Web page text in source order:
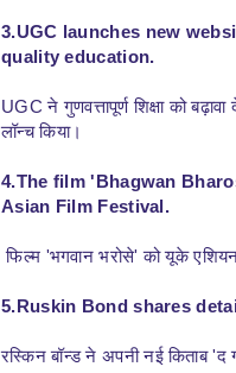
3.UGC launches new
quality education.
UGC ने गुणवत्तापूर्ण शिक्षा को
लॉन्च किया।
4.The film 'Bhagwan
Asian Film Festival.
फिल्म 'भगवान भरोसे' को यूके
5.Ruskin Bond shares
रस्किन बॉन्ड ने अपनी नई किताब 'द